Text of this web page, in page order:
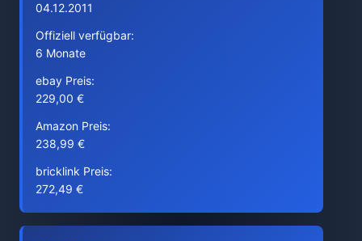
04.12.2011
Offiziell verfügbar:
6 Monate
ebay Preis:
229,00 €
Amazon Preis:
238,99 €
bricklink Preis:
272,49 €